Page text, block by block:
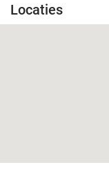
Locaties